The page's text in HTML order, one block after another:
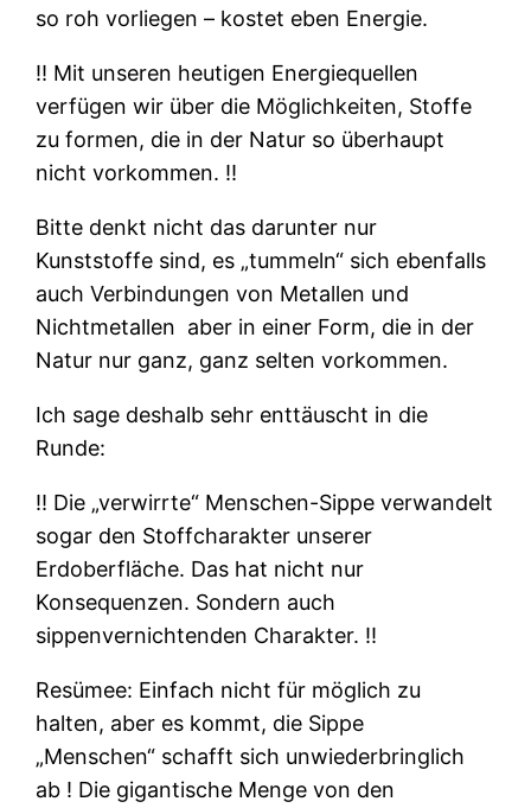
so roh vorliegen – kostet eben Energie.
‼ Mit unseren heutigen Energiequellen
verfügen wir über die Möglichkeiten, Stoffe
zu formen, die in der Natur so überhaupt
nicht vorkommen. ‼
Bitte denkt nicht das darunter nur
Kunststoffe sind, es „tummeln“ sich ebenfalls
auch Verbindungen von Metallen und
Nichtmetallen aber in einer Form, die in der
Natur nur ganz, ganz selten vorkommen.
Ich sage deshalb sehr enttäuscht in die
Runde:
‼ Die „verwirrte“ Menschen-Sippe verwandelt
sogar den Stoffcharakter unserer
Erdoberfläche. Das hat nicht nur
Konsequenzen. Sondern auch
sippenvernichtenden Charakter. ‼
Resümee: Einfach nicht für möglich zu
halten, aber es kommt, die Sippe
„Menschen“ schafft sich unwiederbringlich
ab ! Die gigantische Menge von den